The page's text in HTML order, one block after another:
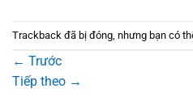
Trackback đã bị đóng, nhưng bạn có
← Trước
Tiếp theo →